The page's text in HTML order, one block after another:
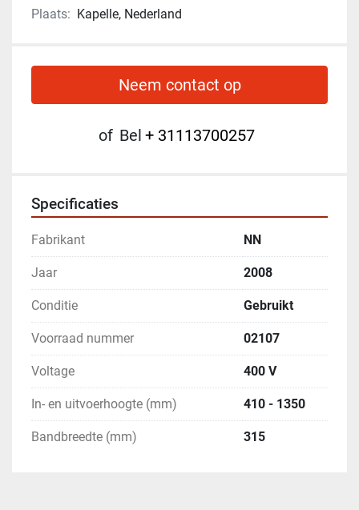
Plaats: Kapelle, Nederland
Neem contact op
of Bel + 31113700257
Specificaties
Fabrikant NN
Jaar 2008
Conditie Gebruikt
Voorraad nummer 02107
Voltage 400 V
In- en uitvoerhoogte (mm) 410 - 1350
Bandbreedte (mm) 315